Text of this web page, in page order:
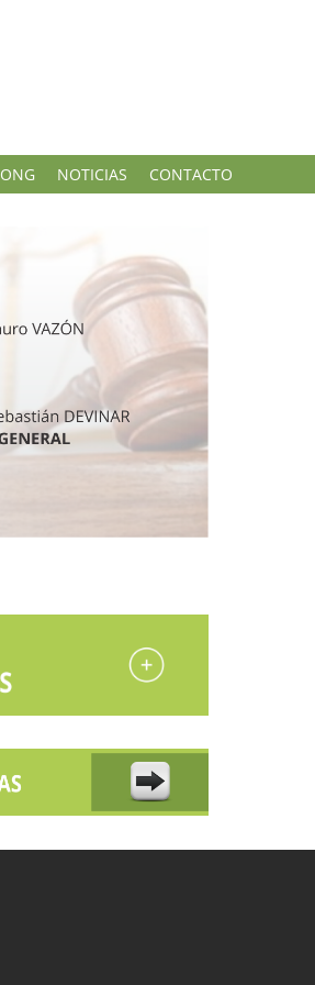
ONG NOTICIAS CONTACTO